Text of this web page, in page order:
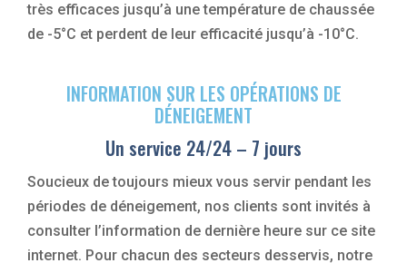
très efficaces jusqu’à une température de chaussée
de -5°C et perdent de leur efficacité jusqu’à -10°C.
INFORMATION SUR LES OPÉRATIONS DE
DÉNEIGEMENT
Un service 24/24 – 7 jours
Soucieux de toujours mieux vous servir pendant les
périodes de déneigement, nos clients sont invités à
consulter l’information de dernière heure sur ce site
internet. Pour chacun des secteurs desservis, notre